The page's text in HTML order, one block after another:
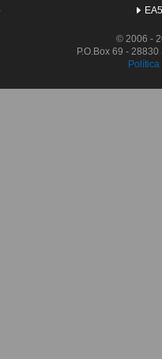
© 2006 -
P.O.Box 69 -